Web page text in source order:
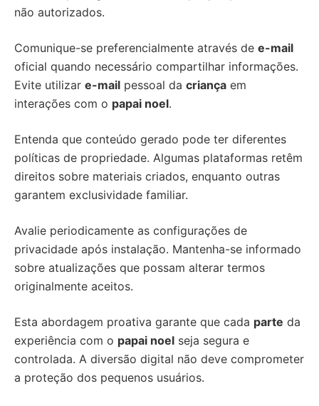
não autorizados.
Comunique-se preferencialmente através de e-mail
oficial quando necessário compartilhar informações.
Evite utilizar e-mail pessoal da criança em
interações com o papai noel.
Entenda que conteúdo gerado pode ter diferentes
políticas de propriedade. Algumas plataformas retêm
direitos sobre materiais criados, enquanto outras
garantem exclusividade familiar.
Avalie periodicamente as configurações de
privacidade após instalação. Mantenha-se informado
sobre atualizações que possam alterar termos
originalmente aceitos.
Esta abordagem proativa garante que cada parte da
experiência com o papai noel seja segura e
controlada. A diversão digital não deve comprometer
a proteção dos pequenos usuários.